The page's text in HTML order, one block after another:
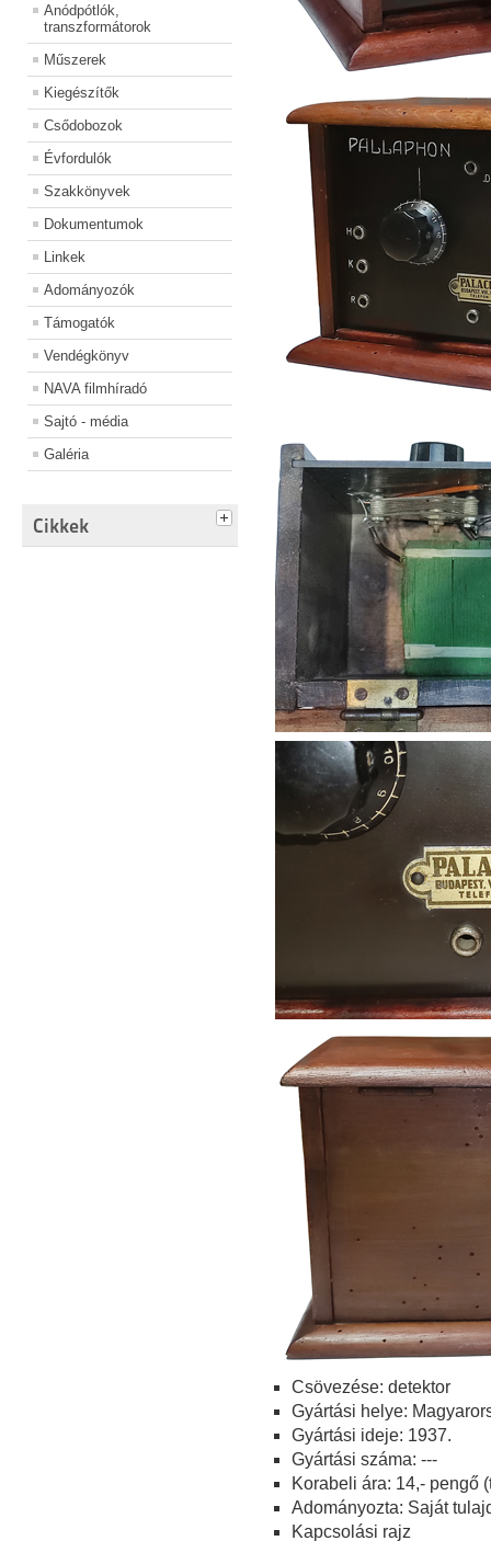
Anódpótlók,
transzformátorok
Műszerek
Kiegészítők
Csődobozok
Évfordulók
Szakkönyvek
Dokumentumok
Linkek
Adományozók
Támogatók
Vendégkönyv
NAVA filmhíradó
Sajtó - média
Galéria
Cikkek
Csövezése: detektor
Gyártási helye:
Gyártási ideje: 1937.
Gyártási száma: ---
Korabeli ára: 14,- pengő
Adományozta: Saját
Kapcsolási rajz